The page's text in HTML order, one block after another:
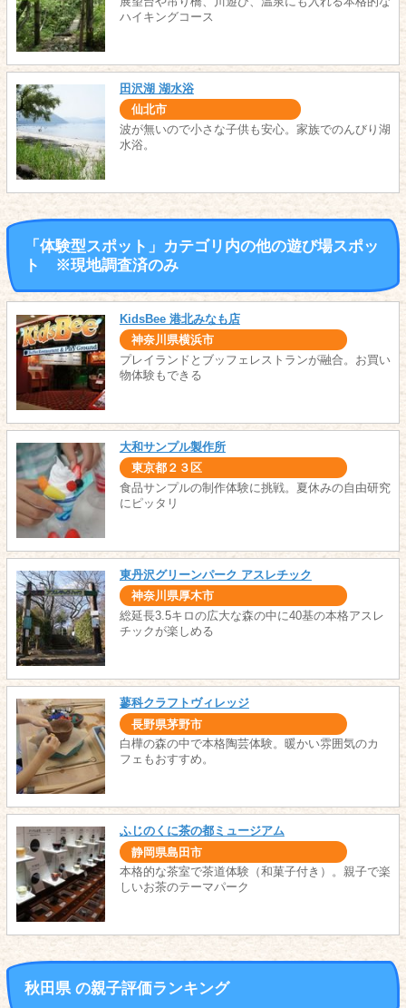
ハイキングコース
田沢湖 湖水浴
仙北市
波が無いので小さな子供も安心。家族でのんびり湖
水浴。
「体験型スポット」カテゴリ内の他の遊び場スポッ
ト ※現地調査済のみ
KidsBee 港北みなも店
神奈川県横浜市
プレイランドとブッフェレストランが融合。お買い
物体験もできる
大和サンプル製作所
東京都２３区
食品サンプルの制作体験に挑戦。夏休みの自由研究
にピッタリ
東丹沢グリーンパーク アスレチック
神奈川県厚木市
総延長3.5キロの広大な森の中に40基の本格アスレ
チックが楽しめる
蓼科クラフトヴィレッジ
長野県茅野市
白樺の森の中で本格陶芸体験。暖かい雰囲気のカ
フェもおすすめ。
ふじのくに茶の都ミュージアム
静岡県島田市
本格的な茶室で茶道体験（和菓子付き）。親子で楽
しいお茶のテーマパーク
秋田県 の親子評価ランキング